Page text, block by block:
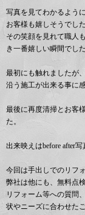
写真を見てわかるよう
お客様も嬉しそうでした
その笑顔を見れて職人
き一番嬉しい瞬間でした
最初にも触れましたが
沿う施工が出来る事に
最後に再度清掃とお客
た。
出来映えはbefore after写
今回は手出しでのリフ
弊社は他にも、無料点
リフォーム等への質問
状やニーズに合わせた